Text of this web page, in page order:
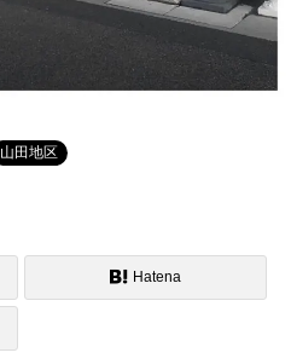
山田地区
Hatena